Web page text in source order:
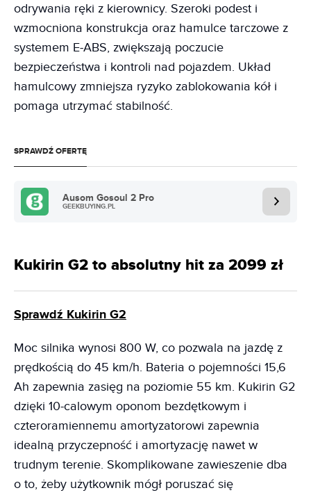
odrywania ręki z kierownicy. Szeroki podest i
wzmocniona konstrukcja oraz hamulce tarczowe z
systemem E-ABS, zwiększają poczucie
bezpieczeństwa i kontroli nad pojazdem. Układ
hamulcowy zmniejsza ryzyko zablokowania kół i
pomaga utrzymać stabilność.
SPRAWDŹ OFERTĘ
Ausom Gosoul 2 Pro
GEEKBUYING.PL
Kukirin G2 to absolutny hit za 2099 zł
Sprawdź Kukirin G2
Moc silnika wynosi 800 W, co pozwala na jazdę z
prędkością do 45 km/h. Bateria o pojemności 15,6
Ah zapewnia zasięg na poziomie 55 km. Kukirin G2
dzięki 10-calowym oponom bezdętkowym i
czteroramiennemu amortyzatorowi zapewnia
idealną przyczepność i amortyzację nawet w
trudnym terenie. Skomplikowane zawieszenie dba
o to, żeby użytkownik mógł poruszać się